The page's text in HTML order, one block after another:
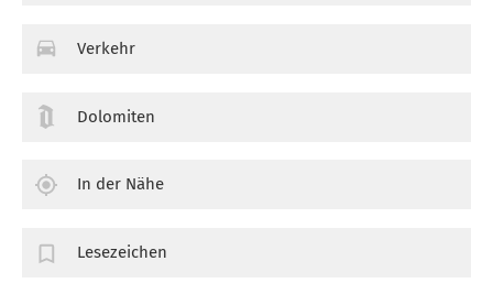
Verkehr
Dolomiten
In der Nähe
Lesezeichen